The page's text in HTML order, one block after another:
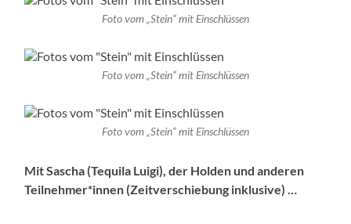
Foto vom „Stein“ mit Einschlüssen
Foto vom „Stein“ mit Einschlüssen
Foto vom „Stein“ mit Einschlüssen
Mit Sascha (Tequila Luigi), der Holden und anderen
Teilnehmer*innen (Zeitverschiebung inklusive) …